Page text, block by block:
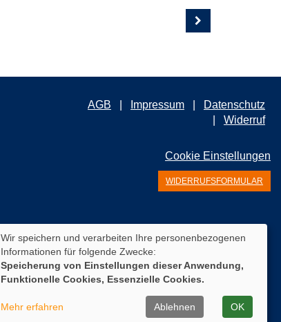
AGB Impressum
Datenschutz
Widerruf
Cookie Einstellungen
WIDERRUFSFORMULAR
Wir speichern und verarbeiten Ihre personenbezogenen
Informationen für folgende Zwecke:
Speicherung von Einstellungen dieser Anwendung,
Funktionelle Cookies, Essenzielle Cookies.
Mehr erfahren Ablehnen OK